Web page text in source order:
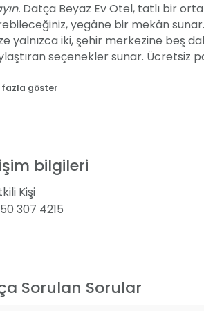
Datça Beyaz Ev Otel, tatlı bir
yegâne bir mekân
yalnızca iki, şehir merkezine beş
seçenekler sunar. Ücretsiz
Ev Otel, estetik mimarisi, yemyeşil
bizimle iletişime geçin.
ve Ulaşım
fazla göster
bilgileri
Kişi
307 4215
Sorulan Sorular